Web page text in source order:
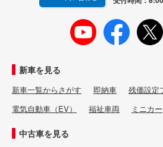
新車を見る
新車一覧からさがす 即納車
残価設定
電気自動車（EV）
福祉車両 ミニカー
中古車を見る